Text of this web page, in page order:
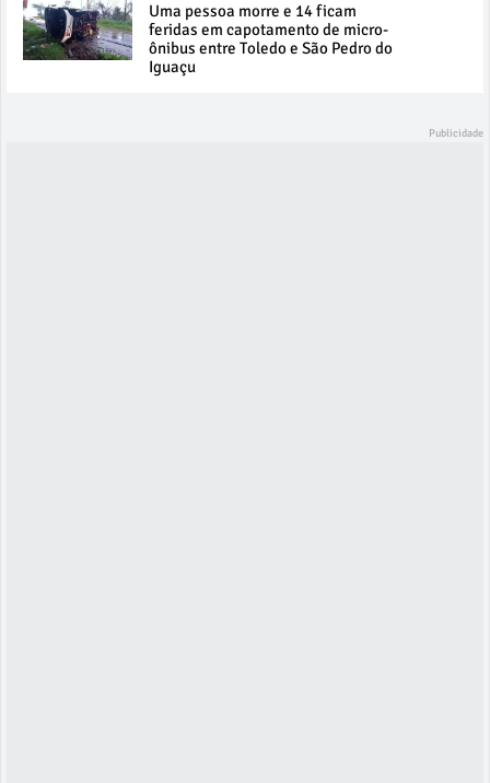
Uma pessoa morre e 14 ficam
feridas em capotamento de micro-
ônibus entre Toledo e São Pedro do
Iguaçu